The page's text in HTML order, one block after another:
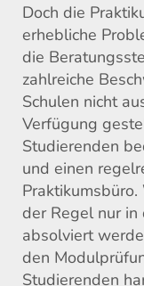
Doch die
erhebliche
die
zahlreiche
Schulen nicht
Verfügung
Studierenden
und einen
der Regel nur
absolviert
den
Studierenden